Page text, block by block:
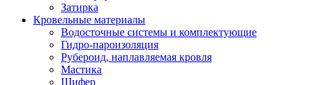
Затирка
Кровельные материалы
Водосточные системы и комплектующие
Гидро-пароизоляция
Рубероид, наплавляемая кровля
Мастика
Шифер